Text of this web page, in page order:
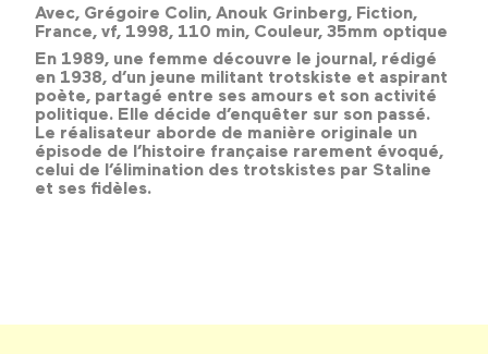
Avec, Grégoire Colin, Anouk Grinberg, Fiction,
France, vf, 1998, 110 min, Couleur, 35mm optique
En 1989, une femme découvre le journal, rédigé
en 1938, d’un jeune militant trotskiste et aspirant
poète, partagé entre ses amours et son activité
politique. Elle décide d’enquêter sur son passé.
Le réalisateur aborde de manière originale un
épisode de l’histoire française rarement évoqué,
celui de l’élimination des trotskistes par Staline
et ses fidèles.